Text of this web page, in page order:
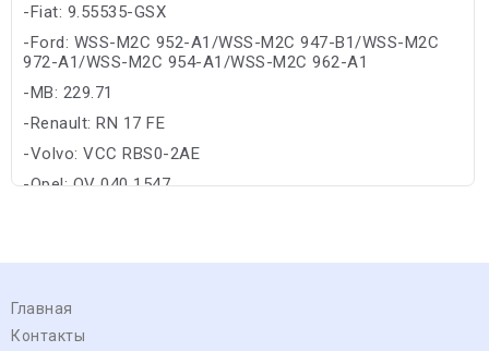
-Fiat: 9.55535-GSX
-Ford: WSS-M2C 952-A1/WSS-M2C 947-B1/WSS-M2C
972-A1/WSS-M2C 954-A1/WSS-M2C 962-A1
-MB: 229.71
-Renault: RN 17 FE
-Volvo: VCC RBS0-2AE
-Opel: OV 040 1547
Главная
Контакты